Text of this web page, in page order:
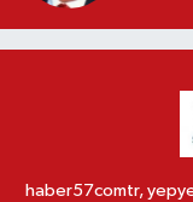
haber57comtr,